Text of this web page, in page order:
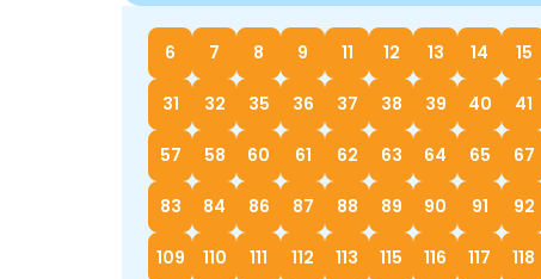
6 7 8 9 11 12 13 14 15
31 32 35 36 37 38 39 40 41
57 58 60 61 62 63 64 65 67
83 84 86 87 88 89 90 91 92
109 110 111 112 113 115 116 117 118